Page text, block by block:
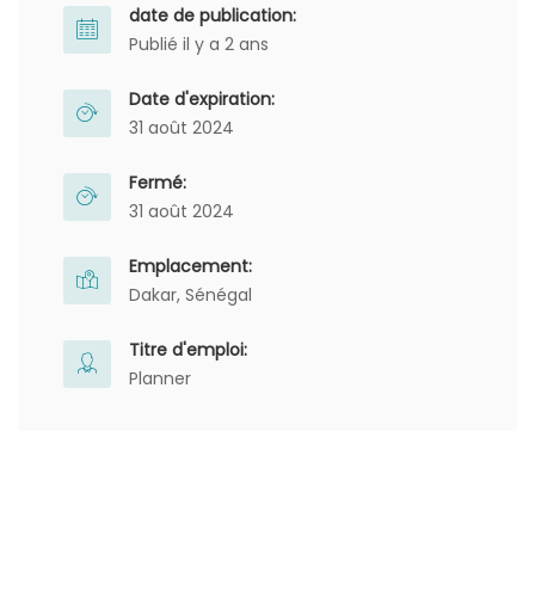
date de publication:
Publié il y a 2 ans
Date d'expiration:
31 août 2024
Fermé:
31 août 2024
Emplacement:
Dakar, Sénégal
Titre d'emploi:
Planner